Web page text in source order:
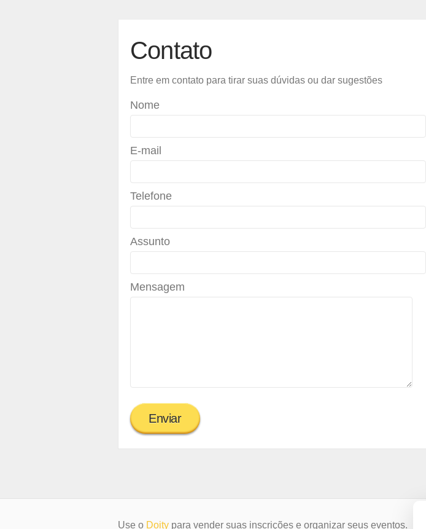
Contato
Entre em contato para tirar suas dúvidas ou dar sugestões
Nome
E-mail
Telefone
Assunto
Mensagem
Use o Doity para vender suas inscrições e organizar seus eventos.